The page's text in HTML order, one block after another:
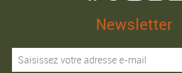
Newsletter